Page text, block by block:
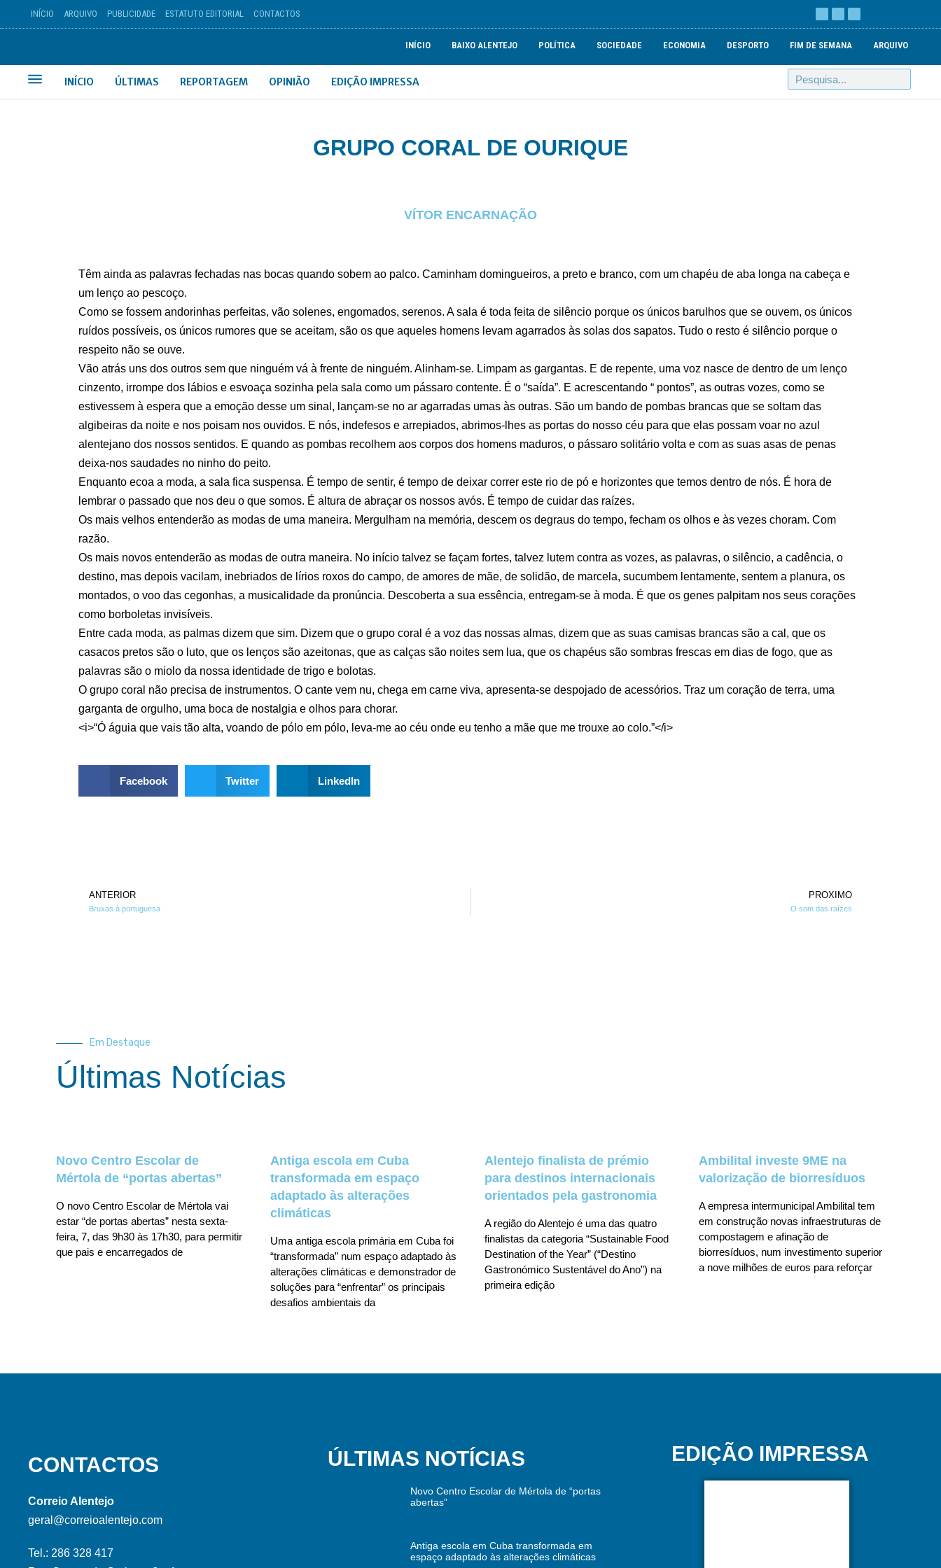
INÍCIO ARQUIVO PUBLICIDADE ESTATUTO EDITORIAL CONTACTOS
INÍCIO BAIXO ALENTEJO POLÍTICA SOCIEDADE ECONOMIA DESPORTO FIM DE SEMANA ARQUIVO
INÍCIO ÚLTIMAS REPORTAGEM OPINIÃO EDIÇÃO IMPRESSA
GRUPO CORAL DE OURIQUE
VÍTOR ENCARNAÇÃO
Têm ainda as palavras fechadas nas bocas quando sobem ao palco. Caminham domingueiros, a preto e branco, com um chapéu de aba longa na cabeça e
um lenço ao pescoço.
Como se fossem andorinhas perfeitas, vão solenes, engomados, serenos. A sala é toda feita de silêncio porque os únicos barulhos que se ouvem, os únicos
ruídos possíveis, os únicos rumores que se aceitam, são os que aqueles homens levam agarrados às solas dos sapatos. Tudo o resto é silêncio porque o
respeito não se ouve.
Vão atrás uns dos outros sem que ninguém vá à frente de ninguém. Alinham-se. Limpam as gargantas. E de repente, uma voz nasce de dentro de um lenço
cinzento, irrompe dos lábios e esvoaça sozinha pela sala como um pássaro contente. É o “saída”. E acrescentando “ pontos”, as outras vozes, como se
estivessem à espera que a emoção desse um sinal, lançam-se no ar agarradas umas às outras. São um bando de pombas brancas que se soltam das
algibeiras da noite e nos poisam nos ouvidos. E nós, indefesos e arrepiados, abrimos-lhes as portas do nosso céu para que elas possam voar no azul
alentejano dos nossos sentidos. E quando as pombas recolhem aos corpos dos homens maduros, o pássaro solitário volta e com as suas asas de penas
deixa-nos saudades no ninho do peito.
Enquanto ecoa a moda, a sala fica suspensa. É tempo de sentir, é tempo de deixar correr este rio de pó e horizontes que temos dentro de nós. É hora de
lembrar o passado que nos deu o que somos. É altura de abraçar os nossos avós. É tempo de cuidar das raízes.
Os mais velhos entenderão as modas de uma maneira. Mergulham na memória, descem os degraus do tempo, fecham os olhos e às vezes choram. Com
razão.
Os mais novos entenderão as modas de outra maneira. No início talvez se façam fortes, talvez lutem contra as vozes, as palavras, o silêncio, a cadência, o
destino, mas depois vacilam, inebriados de lírios roxos do campo, de amores de mãe, de solidão, de marcela, sucumbem lentamente, sentem a planura, os
montados, o voo das cegonhas, a musicalidade da pronúncia. Descoberta a sua essência, entregam-se à moda. É que os genes palpitam nos seus corações
como borboletas invisíveis.
Entre cada moda, as palmas dizem que sim. Dizem que o grupo coral é a voz das nossas almas, dizem que as suas camisas brancas são a cal, que os
casacos pretos são o luto, que os lenços são azeitonas, que as calças são noites sem lua, que os chapéus são sombras frescas em dias de fogo, que as
palavras são o miolo da nossa identidade de trigo e bolotas.
O grupo coral não precisa de instrumentos. O cante vem nu, chega em carne viva, apresenta-se despojado de acessórios. Traz um coração de terra, uma
garganta de orgulho, uma boca de nostalgia e olhos para chorar.
<i>“Ó águia que vais tão alta, voando de pólo em pólo, leva-me ao céu onde eu tenho a mãe que me trouxe ao colo.”</i>
Facebook Twitter LinkedIn
ANTERIOR
Bruxas à portuguesa
PROXIMO
O som das raízes
Em Destaque
Últimas Notícias
Novo Centro Escolar de
Mértola de “portas abertas”
O novo Centro Escolar de Mértola vai
estar “de portas abertas” nesta sexta-
feira, 7, das 9h30 às 17h30, para permitir
que pais e encarregados de
Antiga escola em Cuba
transformada em espaço
adaptado às alterações
climáticas
Uma antiga escola primária em Cuba foi
“transformada” num espaço adaptado às
alterações climáticas e demonstrador de
soluções para “enfrentar” os principais
desafios ambientais da
Alentejo finalista de prémio
para destinos internacionais
orientados pela gastronomia
A região do Alentejo é uma das quatro
finalistas da categoria “Sustainable Food
Destination of the Year” (“Destino
Gastronómico Sustentável do Ano”) na
primeira edição
Ambilital investe 9ME na
valorização de biorresíduos
A empresa intermunicipal Ambilital tem
em construção novas infraestruturas de
compostagem e afinação de
biorresíduos, num investimento superior
a nove milhões de euros para reforçar
CONTACTOS
Correio Alentejo
geral@correioalentejo.com
Tel.: 286 328 417
ÚLTIMAS NOTÍCIAS
Novo Centro Escolar de Mértola de “portas
abertas”
Antiga escola em Cuba transformada em
espaço adaptado às alterações climáticas
EDIÇÃO IMPRESSA